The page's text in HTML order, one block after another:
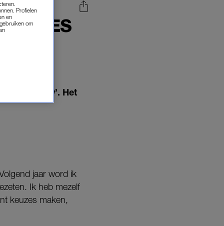
HAZES
sorry’. Het
jaar word ik
Ik heb mezelf
keuzes maken,
Profielen
en
om